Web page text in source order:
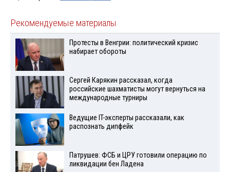
Рекомендуемые материалы
Протесты в Венгрии: политический кризис
набирает обороты
Сергей Карякин рассказал, когда
российские шахматисты могут вернуться на
международные турниры
Ведущие IT-эксперты рассказали, как
распознать дипфейк
Патрушев: ФСБ и ЦРУ готовили операцию по
ликвидации бен Ладена